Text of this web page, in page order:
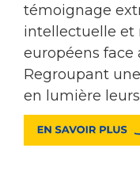
témoignage
intellectuelle et
européens face
Regroupant
en lumière